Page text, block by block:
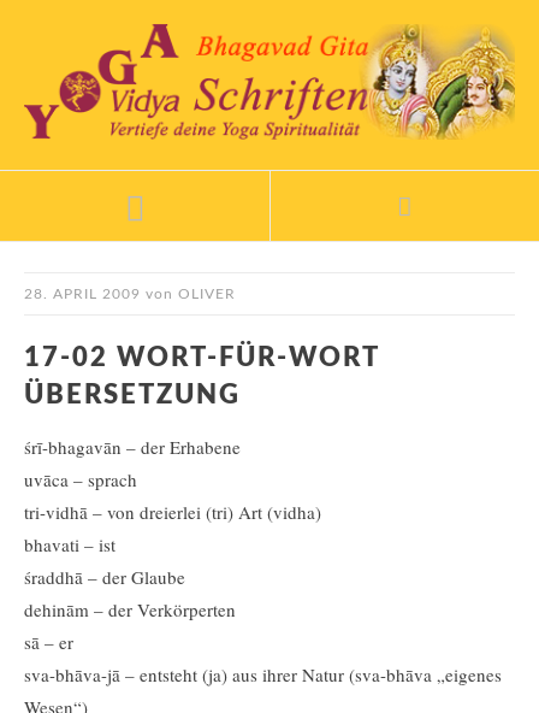
28. APRIL 2009 von OLIVER
17-02 WORT-FÜR-WORT
ÜBERSETZUNG
śrī-bhagavān – der Erhabene
uvāca – sprach
tri-vidhā – von dreierlei (tri) Art (vidha)
bhavati – ist
śraddhā – der Glaube
dehinām – der Verkörperten
sā – er
sva-bhāva-jā – entsteht (ja) aus ihrer Natur (sva-bhāva „eigenes
Wesen“)